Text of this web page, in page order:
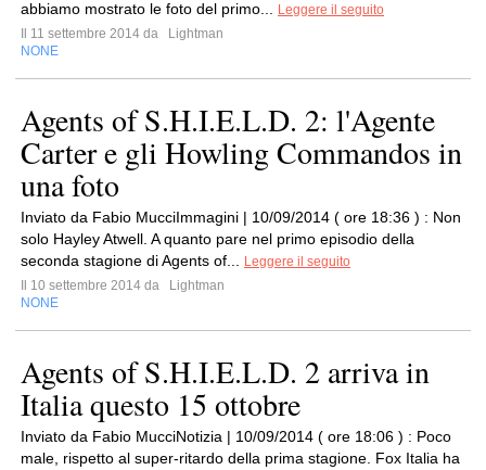
abbiamo mostrato le foto del primo...
Leggere il seguito
Il 11 settembre 2014 da
Lightman
NONE
Agents of S.H.I.E.L.D. 2: l'Agente
Carter e gli Howling Commandos in
una foto
Inviato da Fabio MucciImmagini | 10/09/2014 ( ore 18:36 ) : Non
solo Hayley Atwell. A quanto pare nel primo episodio della
seconda stagione di Agents of...
Leggere il seguito
Il 10 settembre 2014 da
Lightman
NONE
Agents of S.H.I.E.L.D. 2 arriva in
Italia questo 15 ottobre
Inviato da Fabio MucciNotizia | 10/09/2014 ( ore 18:06 ) : Poco
male, rispetto al super-ritardo della prima stagione. Fox Italia ha